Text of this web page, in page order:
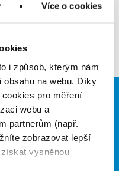
Více o cookies
i způsob, kterým nám
obsahu na webu. Díky
pro měření
webu a
partnerům (např.
zobrazovat lepší
vysněnou
inzerát